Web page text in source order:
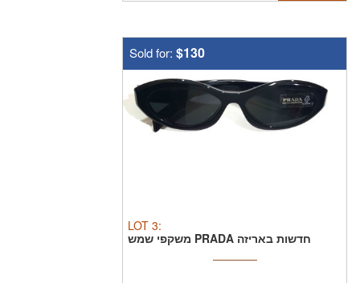
Sold for: $130
LOT 3:
משקפי שמש PRADA חדשות באריזה